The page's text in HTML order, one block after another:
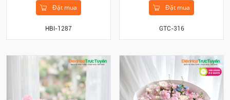
Đặt mua
HBI-1287
Đặt mua
GTC-316